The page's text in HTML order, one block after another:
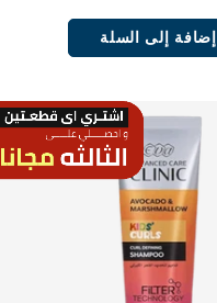
إضافة إلى السلة